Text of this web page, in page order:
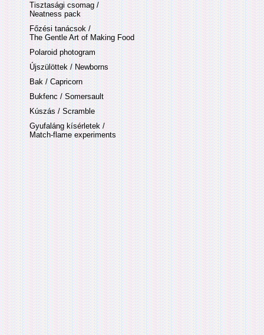
Tisztasági csomag /
Neatness pack
Főzési tanácsok /
The Gentle Art of Making Food
Polaroid photogram
Újszülöttek / Newborns
Bak / Capricorn
Bukfenc / Somersault
Kúszás / Scramble
Gyufaláng kísérletek /
Match-flame experiments